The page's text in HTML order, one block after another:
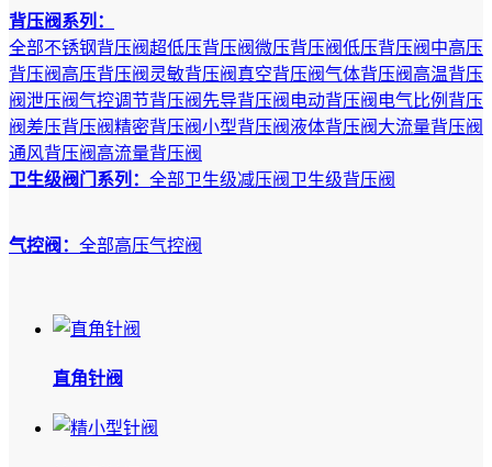
背压阀系列：
全部不锈钢背压阀超低压背压阀微压背压阀低压背压阀 中高压
背压阀 高压背压阀 灵敏背压阀 真空背压阀气体背压阀 高温背压
阀泄压阀气控调节背压阀 先导背压阀 电动背压阀 电气比例背压
阀 差压背压阀精密背压阀小型背压阀 液体背压阀 大流量背压阀
通风背压阀 高流量背压阀
卫生级阀门系列： 全部卫生级减压阀 卫生级背压阀
气控阀： 全部高压气控阀
直角针阀